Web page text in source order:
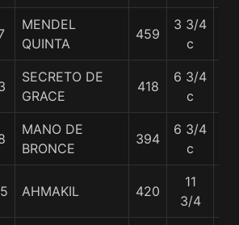
MENDEL
QUINTA
459
3 3/4
c
SECRETO DE
GRACE
418
6 3/4
c
MANO DE
BRONCE
394
6 3/4
c
AHMAKIL 420
11
3/4